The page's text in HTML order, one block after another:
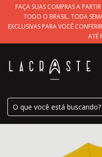
FAÇA SUAS COMPRAS A
TODO O BRASIL. TODA
EXCLUSIVAS PARA VOCÊ
ATÉ